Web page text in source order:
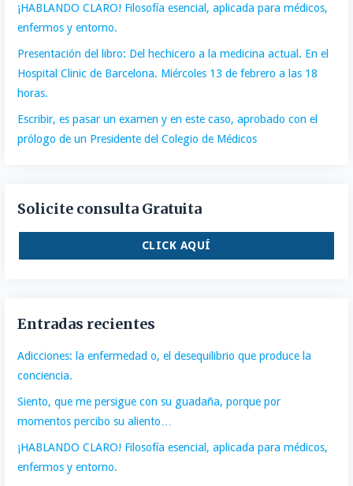
¡HABLANDO CLARO! Filosofía esencial, aplicada para médicos,
enfermos y entorno.
Presentación del libro: Del hechicero a la medicina actual. En el
Hospital Clinic de Barcelona. Miércoles 13 de febrero a las 18
horas.
Escribir, es pasar un examen y en este caso, aprobado con el
prólogo de un Presidente del Colegio de Médicos
Solicite consulta Gratuita
CLICK AQUÍ
Entradas recientes
Adicciones: la enfermedad o, el desequilibrio que produce la
conciencia.
Siento, que me persigue con su guadaña, porque por
momentos percibo su aliento…
¡HABLANDO CLARO! Filosofía esencial, aplicada para médicos,
enfermos y entorno.